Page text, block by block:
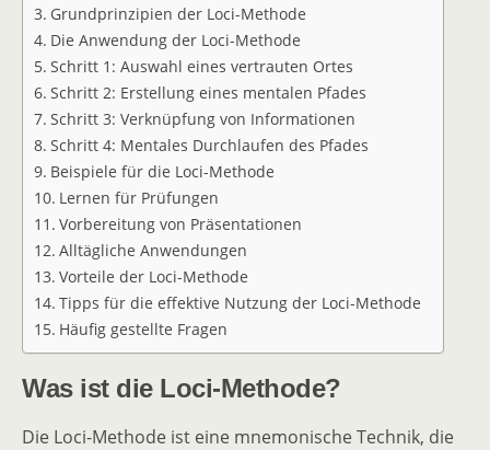
Grundprinzipien der Loci-Methode
Die Anwendung der Loci-Methode
Schritt 1: Auswahl eines vertrauten Ortes
Schritt 2: Erstellung eines mentalen Pfades
Schritt 3: Verknüpfung von Informationen
Schritt 4: Mentales Durchlaufen des Pfades
Beispiele für die Loci-Methode
Lernen für Prüfungen
Vorbereitung von Präsentationen
Alltägliche Anwendungen
Vorteile der Loci-Methode
Tipps für die effektive Nutzung der Loci-Methode
Häufig gestellte Fragen
Was ist die Loci-Methode?
Die Loci-Methode ist eine mnemonische Technik, die